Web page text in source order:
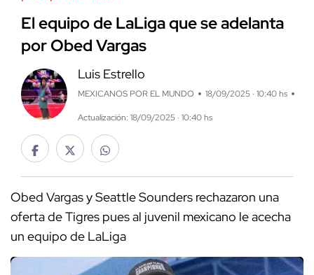
El equipo de LaLiga que se adelanta
por Obed Vargas
Luis Estrello
MEXICANOS POR EL MUNDO 18/09/2025 · 10:40 hs
Actualización: 18/09/2025 · 10:40 hs
Obed Vargas y Seattle Sounders rechazaron una
oferta de Tigres pues al juvenil mexicano le acecha
un equipo de LaLiga